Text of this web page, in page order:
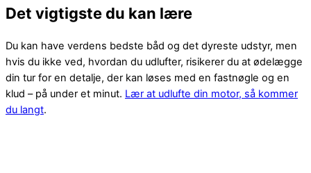
Det vigtigste du kan lære
Du kan have verdens bedste båd og det dyreste udstyr, men
hvis du ikke ved, hvordan du udlufter, risikerer du at ødelægge
din tur for en detalje, der kan løses med en fastnøgle og en
klud – på under et minut. Lær at udlufte din motor, så kommer
du langt.